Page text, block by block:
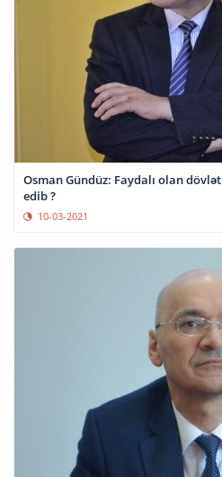
Osman Gündüz: Faydalı olan
edib ?
10-03-2021